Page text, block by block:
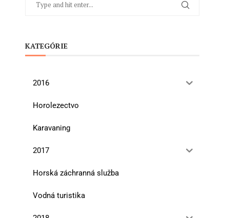
KATEGÓRIE
2016
Horolezectvo
Karavaning
2017
Horská záchranná služba
Vodná turistika